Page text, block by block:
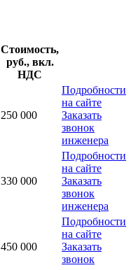
Стоимость,
руб., вкл.
НДС
250 000
Подробности
на сайте
Заказать
звонок
инженера
330 000
Подробности
на сайте
Заказать
звонок
инженера
450 000
Подробности
на сайте
Заказать
звонок